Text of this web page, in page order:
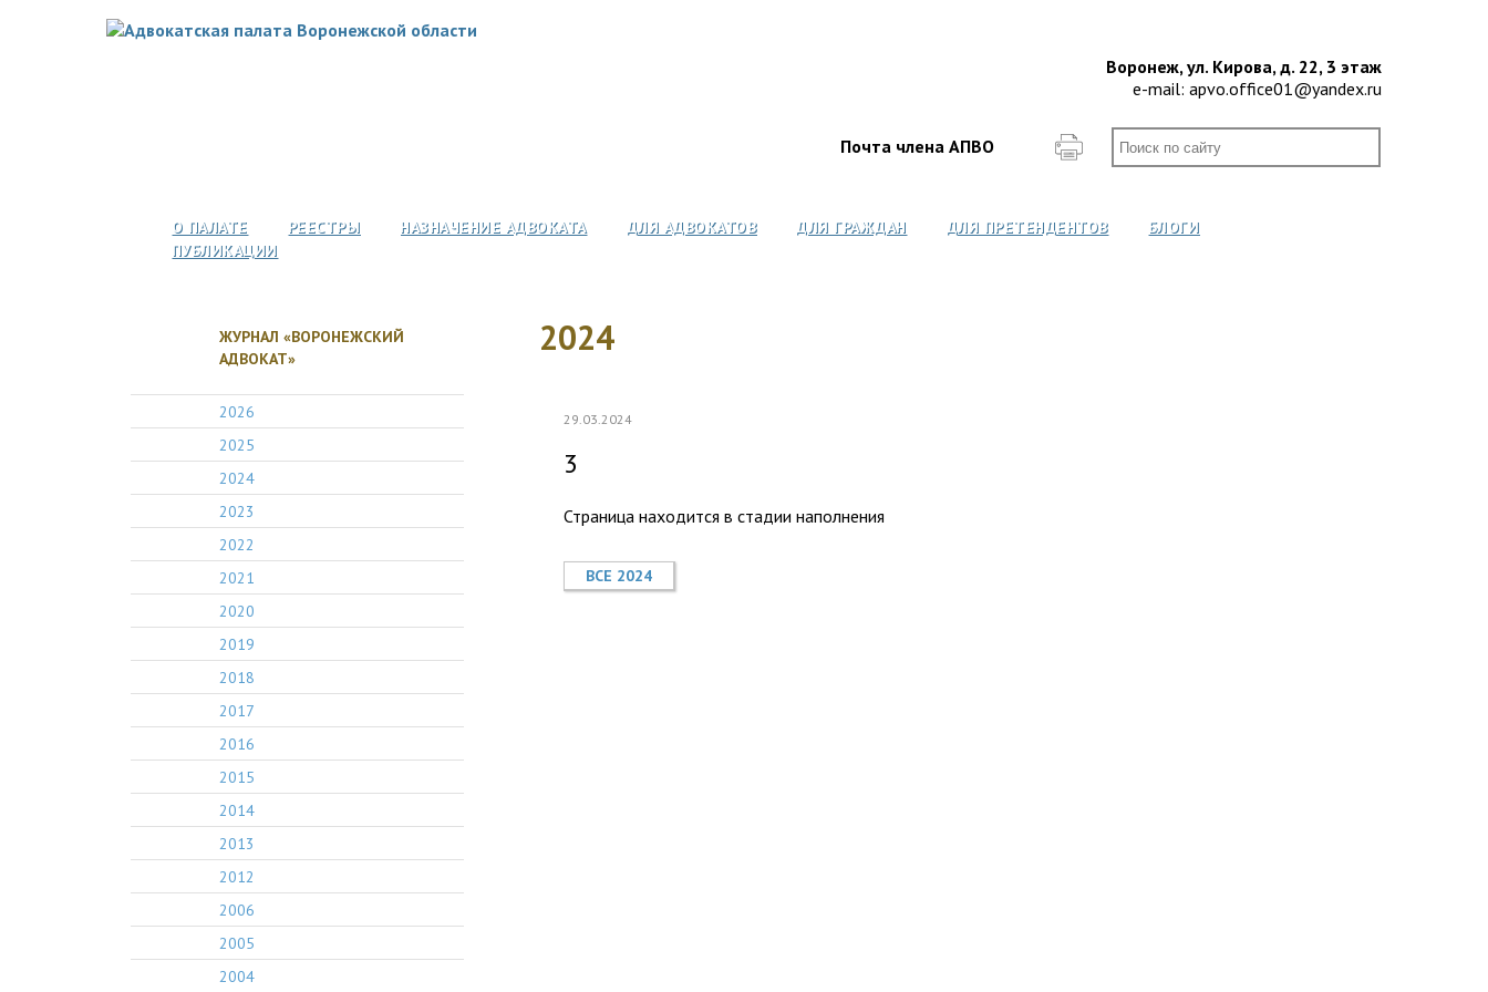
Воронеж, ул. Кирова, д. 22, 3 этаж
e-mail: apvo.office01@yandex.ru
Почта члена АПВО
О ПАЛАТЕ РЕЕСТРЫ НАЗНАЧЕНИЕ АДВОКАТА ДЛЯ АДВОКАТОВ ДЛЯ ГРАЖДАН ДЛЯ ПРЕТЕНДЕНТОВ
БЛОГИ
ПУБЛИКАЦИИ
ЖУРНАЛ «ВОРОНЕЖСКИЙ
АДВОКАТ»
2026
2025
2024
2023
2022
2021
2020
2019
2018
2017
2016
2015
2014
2013
2012
2006
2005
2004
2024
29.03.2024
3
Страница находится в стадии наполнения
ВСЕ 2024